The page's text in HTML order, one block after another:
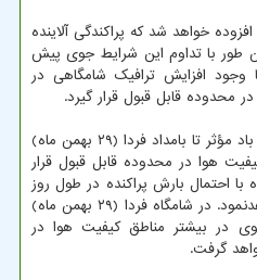
خواهد شد که پراکندگی آلاینده
طور با تداوم این شرایط جوی پیش
افزایش ترافیک شامگاهی در
محدوده قابل قبول قرار گیرد.
با استمرار ناپایداری جوی و وزش باد مؤثر تا بامداد فردا (۲۹ بهمن ماه)
هوا در محدوده قابل قبول قرار
با احتمال بارش پراکنده در طول روز
از تجمع آلاینده ها جلوگیری خواهدنمود. در شامگاه فردا (۲۹ بهمن ماه)
در بیشتر مناطق کیفیت هوا در
گرفت.